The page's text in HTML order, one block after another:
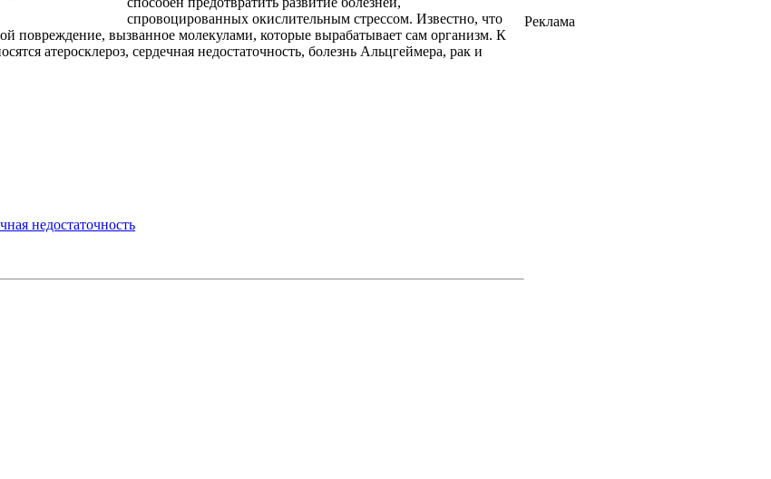
спровоцированных окислительным стрессом. Известно, что
повреждение, вызванное молекулами, которые вырабатывает сам организм. К
атеросклероз, сердечная недостаточность, болезнь Альцгеймера, рак и
недостаточность
Реклама